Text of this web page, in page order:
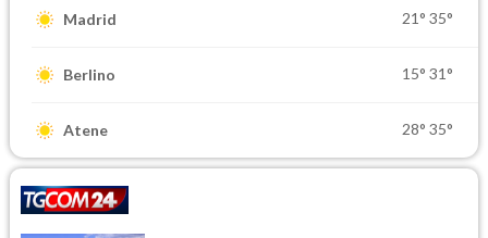
Madrid 21° 35°
Berlino 15° 31°
Atene 28° 35°